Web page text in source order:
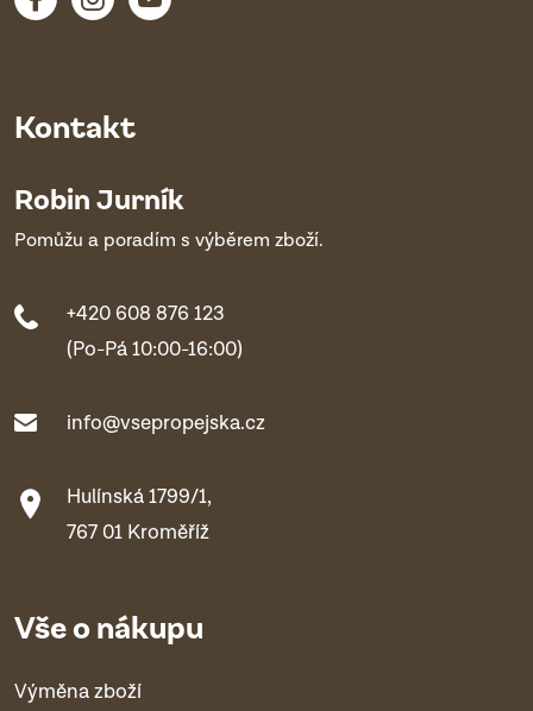
Kontakt
Robin Jurník
Pomůžu a poradím s výběrem zboží.
+420 608 876 123
(Po-Pá 10:00-16:00)
info@vsepropejska.cz
Hulínská 1799/1,
767 01 Kroměříž
Vše o nákupu
Výměna zboží